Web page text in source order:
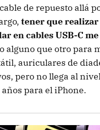
de repuesto allá
tener que
en cables USB-C
alguno que otro para
auriculares de
pero no llega al
para el iPhone.